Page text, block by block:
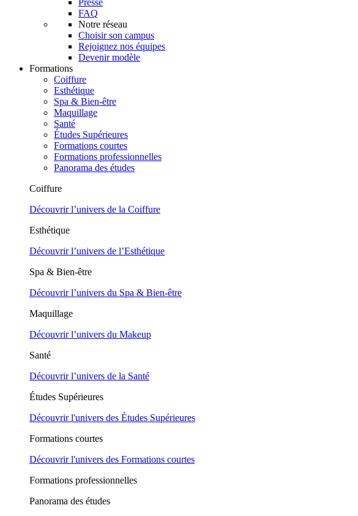
Presse
FAQ
Notre réseau
Choisir son campus
Rejoignez nos équipes
Devenir modèle
Formations
Coiffure
Esthétique
Spa & Bien-être
Maquillage
Santé
Études Supérieures
Formations courtes
Formations professionnelles
Panorama des études
Coiffure
Découvrir l’univers de la Coiffure
Esthétique
Découvrir l’univers de l’Esthétique
Spa & Bien-être
Découvrir l’univers du Spa & Bien-être
Maquillage
Découvrir l’univers du Makeup
Santé
Découvrir l’univers de la Santé
Études Supérieures
Découvrir l'univers des Études Supérieures
Formations courtes
Découvrir l'univers des Formations courtes
Formations professionnelles
Panorama des études